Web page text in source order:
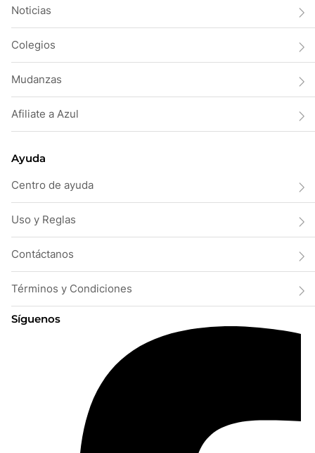
Noticias
Colegios
Mudanzas
Afiliate a Azul
Ayuda
Centro de ayuda
Uso y Reglas
Contáctanos
Términos y Condiciones
Síguenos